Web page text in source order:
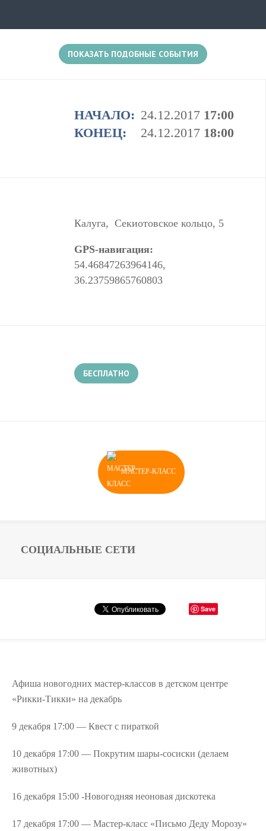
Есть несколько событий в этом месте
ПОКАЗАТЬ ПОДОБНЫЕ СОБЫТИЯ
НАЧАЛО: 24.12.2017 17:00
КОНЕЦ:
24.12.2017 18:00
Калуга, Секиотовское кольцо, 5
GPS-навигация:
54.46847263964146,
36.23759865760803
БЕСПЛАТНО
МАСТЕР-КЛАСС
СОЦИАЛЬНЫЕ СЕТИ
Save
Афиша новогодних мастер-классов в детском центре
«Рикки-Тикки» на декабрь
9 декабря 17:00 — Квест с пираткой
10 декабря 17:00 — Покрутим шары-сосиски (делаем
животных)
16 декабря 15:00 -Новогодняя неоновая дискотека
17 декабря 17:00 — Мастер-класс «Письмо Деду Морозу»